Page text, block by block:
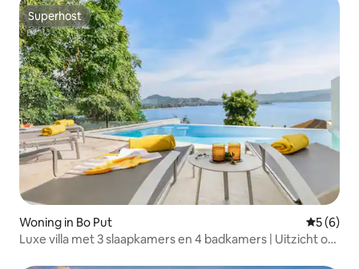
Superhost
Superhost
Woning in Bo Put
5 (6)
Luxe villa met 3 slaapkamers en 4 badkamers | Uitzicht op